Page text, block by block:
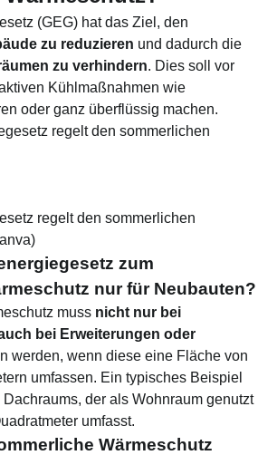
(GEG) hat das Ziel, den
zu reduzieren und dadurch die
zu verhindern. Dies soll vor
Kühlmaßnahmen wie
oder ganz überflüssig machen.
regelt den sommerlichen
)
zum
nur für Neubauten?
muss nicht nur bei
bei Erweiterungen oder
werden, wenn diese eine Fläche von
umfassen. Ein typisches Beispiel
der als Wohnraum genutzt
umfasst.
Wärmeschutz